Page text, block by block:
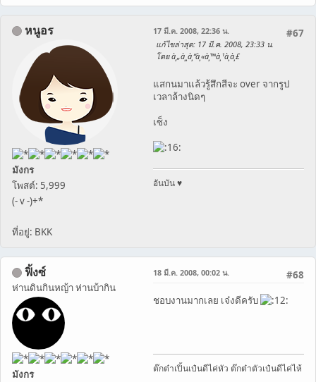
หนูอร
มังกร
โพสต์: 5,999
(- v -)+*
ที่อยู่: BKK
#67
17 มี.ค. 2008, 22:36 น.
แก้ไขล่าสุด: 17 มี.ค. 2008, 23:33 น.
โดย à¸„à¸¸à¸“à¸«à¸™à¸¹à¸­à¸£
แสกนมาแล้วรู้สึกสีจะ over จากรูป
เวลาล้างนิดๆ
เซ็ง
อันบัน ♥
ฟิ้งซ์
ห่านดินกินหญ้า ห่านบ้ากิน
มังกร
#68
18 มี.ค. 2008, 00:02 น.
ชอบงานมากเลย เจ๋งดีครับ
ต๊กต๋าเปิ้นเป๋นดีไค่หัว ต๊กต๋าตัวเป๋นดีไค่ไห้